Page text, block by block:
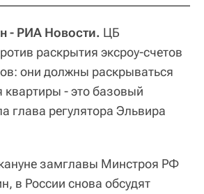
- РИА Новости. ЦБ
раскрытия эксроу-счетов
они должны раскрываться
квартиры - это базовый
глава регулятора Эльвира
замглавы Минстроя РФ
в России снова обсудят